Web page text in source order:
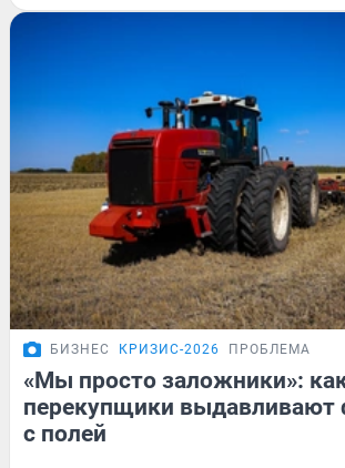
БИЗНЕС КРИЗИС-2026 ПРОБЛЕМА
«Мы просто заложники»:
перекупщики выдавливают
с полей